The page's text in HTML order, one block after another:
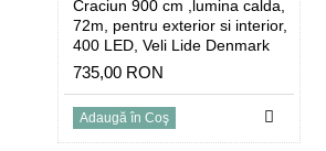
Craciun 900 cm ,lumina calda,
72m, pentru exterior si interior,
400 LED, Veli Lide Denmark
735,00 RON
Adaugă în Coş